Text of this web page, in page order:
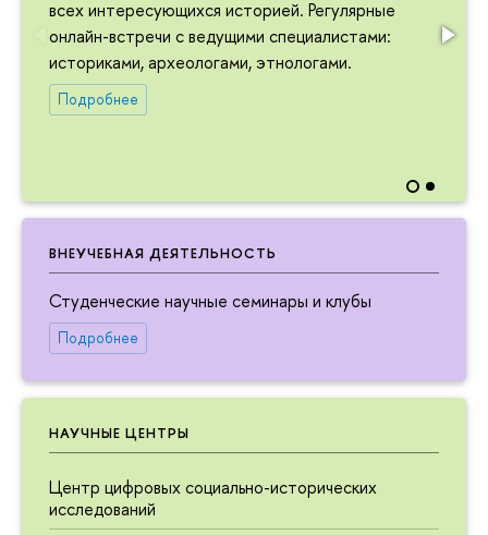
всех интересующихся историей. Регулярные
онлайн-встречи с ведущими специалистами:
историками, археологами, этнологами.
Подробнее
ВНЕУЧЕБНАЯ ДЕЯТЕЛЬНОСТЬ
Студенческие научные семинары и клубы
Подробнее
НАУЧНЫЕ ЦЕНТРЫ
Центр цифровых социально-исторических
исследований